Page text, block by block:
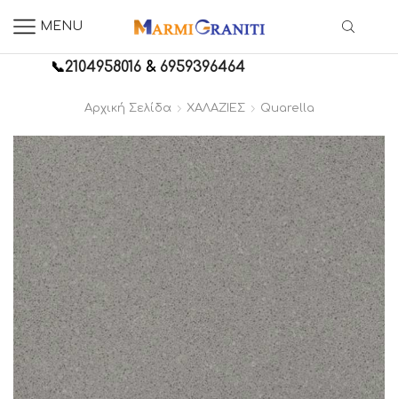
MENU
📞2104958016 &6959396464
Αρχική Σελίδα ΧΑΛΑΖΙΕΣ Quarella